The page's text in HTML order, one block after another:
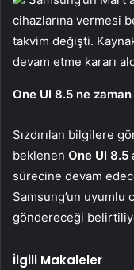
cihazlarına vermesi
takvim değişti.
devam etme kararı
One UI 8.5 ne
Sızdırılan bilgilere
beklenen One UI 8.5
sürecine devam
Samsung’un
göndereceği
İlgili Makaleler